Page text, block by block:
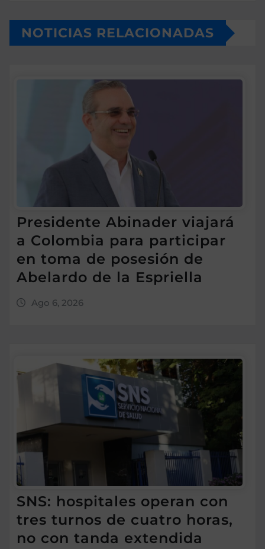
NOTICIAS RELACIONADAS
Presidente Abinader viajará
a Colombia para participar
en toma de posesión de
Abelardo de la Espriella
Ago 6, 2026
SNS: hospitales operan con
tres turnos de cuatro horas,
no con tanda extendida